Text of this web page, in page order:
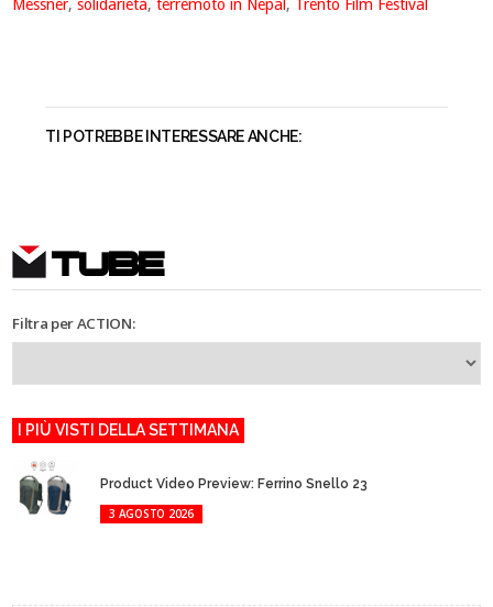
Messner,solidarietà,terremoto in Nepal , Trento Film Festival
TI POTREBBE INTERESSARE ANCHE:
TUBE
Filtra per ACTION:
I PIÙ VISTI DELLA SETTIMANA
Product Video Preview: Ferrino Snello 23
3 AGOSTO 2026